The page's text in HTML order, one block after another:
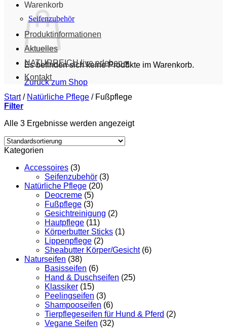
Warenkorb
Es befinden sich keine Produkte im Warenkorb.
Zurück zum Shop
Seifenzubehör
Produktinformationen
Aktuelles
NATURREICH live erleben ♥
Kontakt
Start / Natürliche Pflege /Fußpflege
Filter
Alle 3 Ergebnisse werden angezeigt
Kategorien
Accessoires (3)
Seifenzubehör (3)
Natürliche Pflege (20)
Deocreme (5)
Fußpflege (3)
Gesichtreinigung (2)
Hautpflege (11)
Körperbutter Sticks (1)
Lippenpflege (2)
Sheabutter Körper/Gesicht (6)
Naturseifen (38)
Basisseifen (6)
Hand & Duschseifen (25)
Klassiker (15)
Peelingseifen (3)
Shampooseifen (6)
Tierpflegeseifen für Hund & Pferd (2)
Vegane Seifen (32)